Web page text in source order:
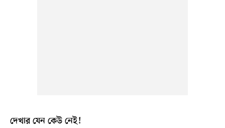
দেখার যেন কেউ নেই!